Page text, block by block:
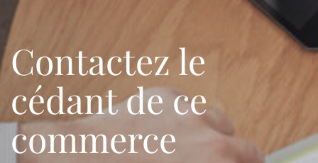
Contactez le
cédant de ce
commerce